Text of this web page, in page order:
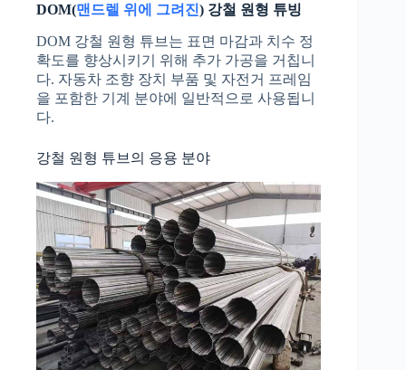
DOM(맨드렐 위에 그려진) 강철 원형 튜빙
DOM 강철 원형 튜브는 표면 마감과 치수 정
확도를 향상시키기 위해 추가 가공을 거칩니
다. 자동차 조향 장치 부품 및 자전거 프레임
을 포함한 기계 분야에 일반적으로 사용됩니
다.
강철 원형 튜브의 응용 분야